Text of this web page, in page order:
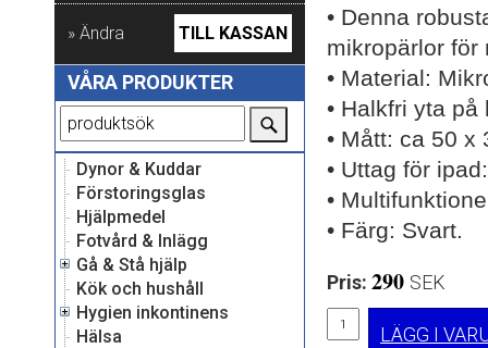
» Ändra TILL KASSAN
VÅRA PRODUKTER
Dynor & Kuddar
Förstoringsglas
Hjälpmedel
Fotvård & Inlägg
Gå & Stå hjälp
Kök och hushåll
Hygien inkontinens
Hälsa
• Denna
mikropärlor för
• Material:
• Halkfri yta på
• Mått: ca 50 x
• Uttag för
•
• Färg: Svart.
Pris: 290 SEK
LÄGG I